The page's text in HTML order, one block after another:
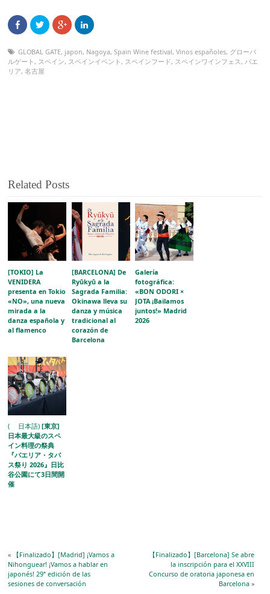
GLOBAL GATE, japon, Nagoya,Spain Wine festival,Vinos españoles, グローバ
ルゲート , スペイン, スペインイベント , スペインフード, スペインワインフェス , パエ
リア,名古屋
Related Posts
[TOKIO] La
VENIDERA
presenta en Tokio
«NO», una nueva
mirada a la
danza española y
al flamenco
[BARCELONA] De
Ryūkyū a la
Sagrada Familia:
Okinawa lleva su
danza y música
tradicional al
corazón de
Barcelona
Galería
fotográfica:
«BON ODORI ×
JOTA ¡Bailamos
juntos!» Madrid
2026
( 日本語)[東京]
日本最大級のスペ
イン料理の祭典
『パエリア・タパ
ス祭り 2026』日比
谷公園にて3日間開
催
« 【Finalizado】[Madrid] ¡Vamos a
Nihonguear! ¡Vamos a hablar en
japonés! 29ª edición de las
sesiones de conversación
【Finalizado】[Barcelona] Se abre
la inscripción para el XXVIII
Concurso de oratoria japonesa en
Barcelona»